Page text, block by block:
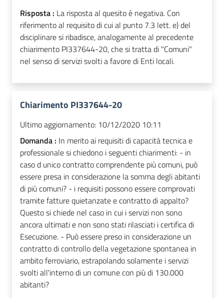
Risposta : La risposta al quesito è negativa. Con
riferimento al requisito di cui al punto 7.3 lett. e) del
disciplinare si ribadisce, analogamente al precedente
chiarimento PI337644-20, che si tratta di "Comuni"
nel senso di servizi svolti a favore di Enti locali.
Chiarimento PI337644-20
Ultimo aggiornamento: 10/12/2020 10:11
Domanda : In merito ai requisiti di capacità tecnica e
professionale si chiedono i seguenti chiarimenti: - in
caso d unico contratto comprendente più comuni, può
essere presa in considerazione la somma degli abitanti
di più comuni? - i requisiti possono essere comprovati
tramite fatture quietanzate e contratto di appalto?
Questo si chiede nel caso in cui i servizi non sono
ancora ultimati e non sono stati rilasciati i certifica di
Esecuzione. - Può essere preso in considerazione un
contratto di controllo della vegetazione spontanea in
ambito ferroviario, estrapolando solamente i servizi
svolti all'interno di un comune con più di 130.000
abitanti?